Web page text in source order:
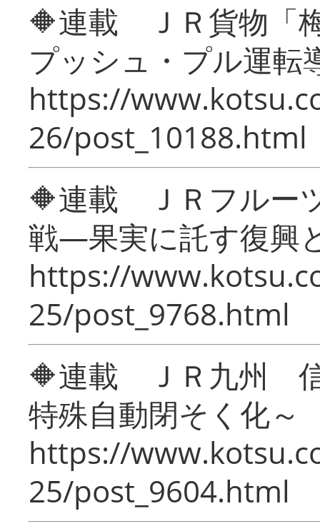
🔶連載 ＪＲ貨物「
プッシュ・プル運転
https://
26/post_10188.html
🔶連載 ＪＲフルー
戦―果実に託す復興
https://
25/post_9768.html
🔶連載 ＪＲ九州 信
特殊自動閉そく化～
https://
25/post_9604.html